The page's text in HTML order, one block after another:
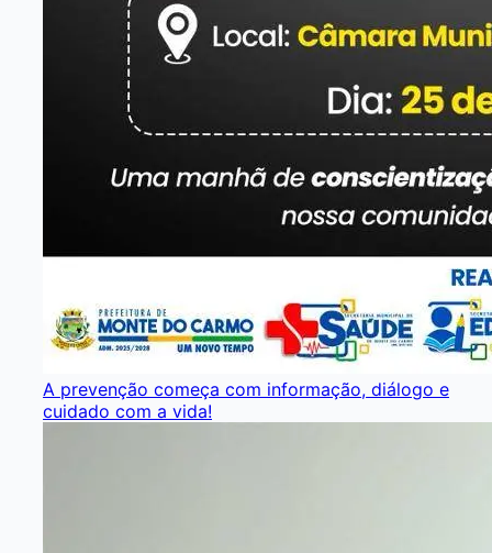
A prevenção começa com informação, diálogo e
cuidado com a vida!